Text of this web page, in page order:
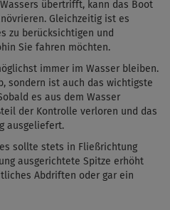
übertrifft, kann das Boot
Gleichzeitig ist es
zu berücksichtigen und
Sie fahren möchten.
immer im Wasser bleiben.
sondern ist auch das wichtigste
es aus dem Wasser
der Kontrolle verloren und das
ausgeliefert.
sollte stets in Fließrichtung
ausgerichtete Spitze erhöht
Abdriften oder gar ein